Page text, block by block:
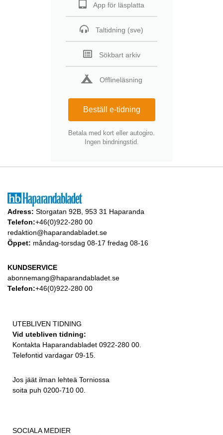
App för läsplatta
Taltidning (sve)
Sökbart arkiv
Offlineläsning
Beställ e-tidning
Betala med kort eller autogiro.
Ingen bindningstid.
Adress: Storgatan 92B, 953 31 Haparanda
Telefon:+46(0)922-280 00
redaktion@haparandabladet.se
Öppet: måndag-torsdag 08-17 fredag 08-16
KUNDSERVICE
abonnemang@haparandabladet.se
Telefon:+46(0)922-280 00
UTEBLIVEN TIDNING
Vid utebliven tidning:
Kontakta Haparandabladet 0922-280 00.
Telefontid vardagar 09-15.
Jos jäät ilman lehteä Torniossa
soita puh 0200-710 00.
SOCIALA MEDIER